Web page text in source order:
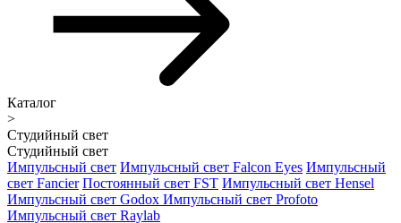
Каталог
>
Студийный свет
Студийный свет
Импульсный свет Импульсный свет Falcon Eyes Импульсный
свет Fancier Постоянный свет FST Импульсный свет Hensel
Импульсный свет Godox Импульсный свет Profoto
Импульсный свет Raylab